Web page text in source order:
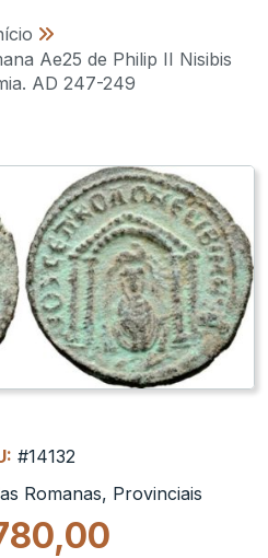
»
Ae25 de Philip II Nisibis
AD 247-249
#14132
Romanas, Provinciais